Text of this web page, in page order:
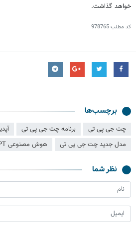
خواهد گذاشت.
کد مطلب978765
برچسب‌ها
چت جی‌ پی‌ تی برنامه چت جی پی تی
مدل جدید چت جی پی تی
هوش مصنوعی ChatGPT
نظر شما